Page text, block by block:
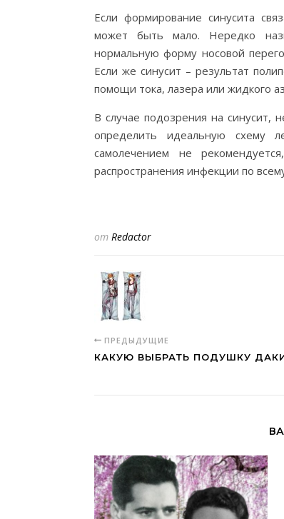
Если формирование синусита
может быть мало. Нередко
нормальную форму носовой
Если же синусит – результат
помощи тока, лазера или жидкого
В случае подозрения на синусит,
определить идеальную схему
самолечением не
распространения инфекции по
от Redactor
ПРЕДЫДУЩИЕ
КАКУЮ ВЫБРАТЬ ПОДУШКУ